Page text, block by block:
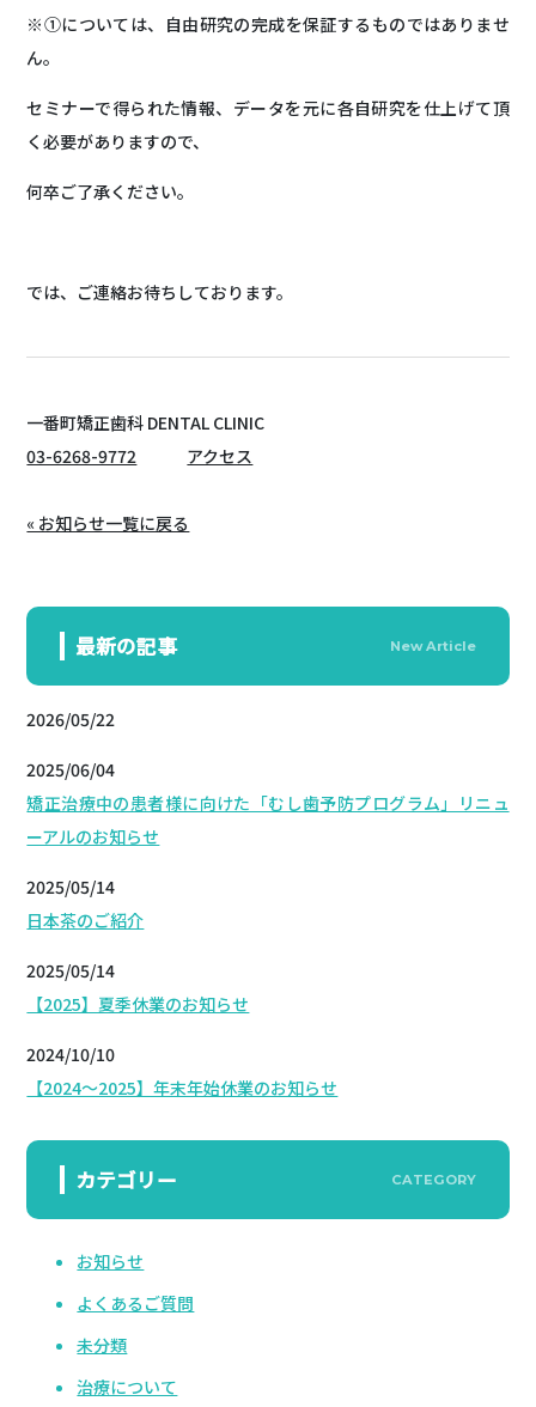
※①については、自由研究の完成を保証するものではありませ
ん。
セミナーで得られた情報、データを元に各自研究を仕上げて頂
く必要がありますので、
何卒ご了承ください。
では、ご連絡お待ちしております。
一番町矯正歯科 DENTAL CLINIC
03-6268-9772
アクセス
« お知らせ一覧に戻る
最新の記事 New Article
2026/05/22
2025/06/04
矯正治療中の患者様に向けた「むし歯予防プログラム」リニュ
ーアルのお知らせ
2025/05/14
日本茶のご紹介
2025/05/14
【2025】夏季休業のお知らせ
2024/10/10
【2024～2025】年末年始休業のお知らせ
カテゴリー CATEGORY
お知らせ
よくあるご質問
未分類
治療について